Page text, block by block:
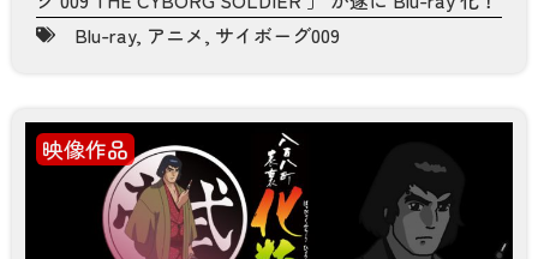
Blu-ray, アニメ, サイボーグ009
映像作品